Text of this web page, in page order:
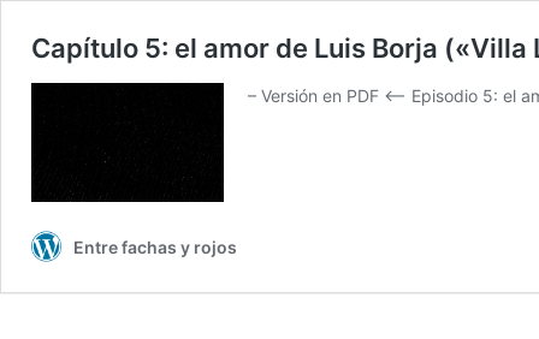
Capítulo 5: el amor de Luis Borja («Villa
– Versión en PDF <– Episodio 5: el
Entre fachas y rojos